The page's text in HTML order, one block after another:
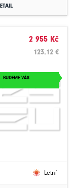
2 955 Kč
123.12 €
BUDEME VÁS
Letní